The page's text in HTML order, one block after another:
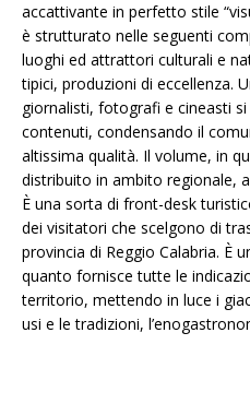
accattivante in perfetto stile
è strutturato nelle seguenti
luoghi ed attrattori culturali e
tipici, produzioni di eccellenza.
giornalisti, fotografi e cineasti
contenuti, condensando il
altissima qualità. Il volume, in
distribuito in ambito regionale,
È una sorta di front-desk
dei visitatori che scelgono di
provincia di Reggio Calabria. È
quanto fornisce tutte le
territorio, mettendo in luce i
usi e le tradizioni,